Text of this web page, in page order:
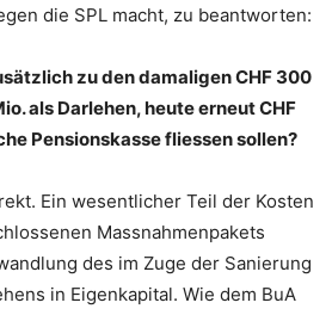
die SPL macht, zu beantworten:
zu den damaligen CHF 300
als Darlehen, heute erneut CHF
Pensionskasse fliessen sollen?
Ein wesentlicher Teil der Kosten
Massnahmenpakets
des im Zuge der Sanierung
in Eigenkapital. Wie dem BuA